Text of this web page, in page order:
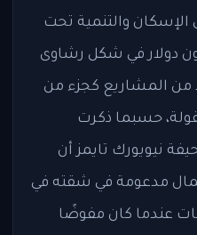
والتنمية تحت
بتلقي 2.5 مليون دولار في شكل رشاوى
من المشاريع كجزء من
حسبما ذكرت
نيويورك تايمز أن
مدعومة في شقته في
عندما كان مفوضًا